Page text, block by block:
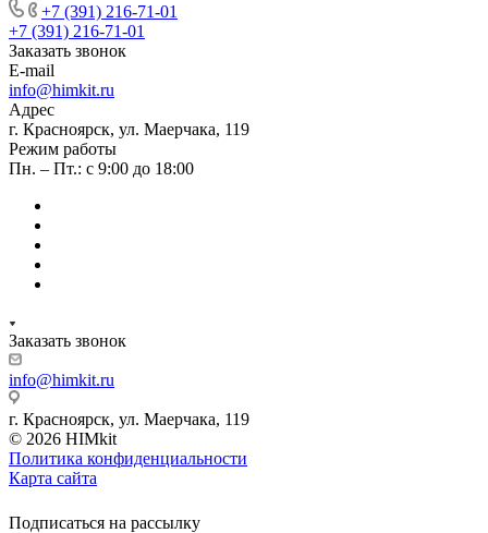
+7 (391) 216-71-01
+7 (391) 216-71-01
Заказать звонок
E-mail
info@himkit.ru
Адрес
г. Красноярск, ул. Маерчака, 119
Режим работы
Пн. – Пт.: с 9:00 до 18:00
Заказать звонок
info@himkit.ru
г. Красноярск, ул. Маерчака, 119
© 2026 HIMkit
Политика конфиденциальности
Карта сайта
Подписаться на рассылку